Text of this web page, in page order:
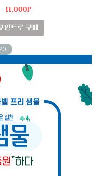
11,000P
인트로 구매